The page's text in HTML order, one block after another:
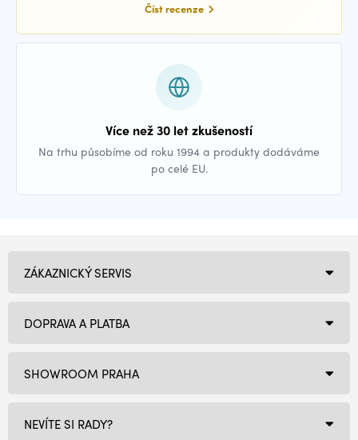
Číst recenze
Více než 30 let zkušeností
Na trhu působíme od roku 1994 a produkty dodáváme
po celé EU.
SHOWROOM PRAHA
NEVÍTE SI RADY?
ZÁKAZNICKÝ SERVIS
DOPRAVA A PLATBA